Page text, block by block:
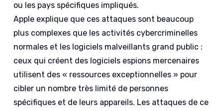
ou les pays spécifiques impliqués.
Apple explique que ces attaques sont beaucoup
plus complexes que les activités cybercriminelles
normales et les logiciels malveillants grand public :
ceux qui créent des logiciels espions mercenaires
utilisent des « ressources exceptionnelles » pour
cibler un nombre très limité de personnes
spécifiques et de leurs appareils. Les attaques de ce